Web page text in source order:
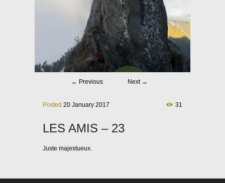
← Previous Next →
Posted 20 January 2017 31
LES AMIS – 23
Juste majestueux.